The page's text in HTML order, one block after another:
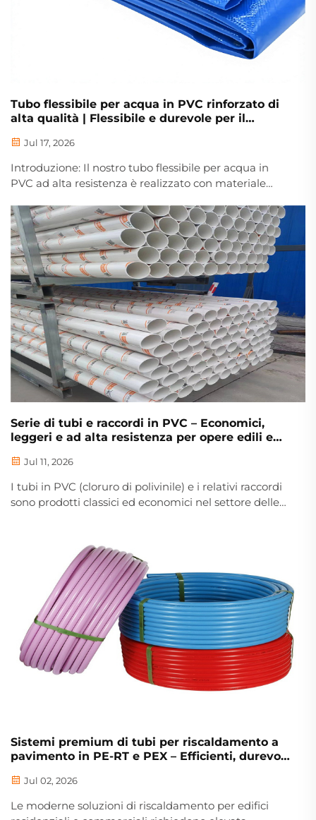
Tubo flessibile per acqua in PVC rinforzato di
alta qualità | Flessibile e durevole per il
Jul 17, 2026
Introduzione: Il nostro tubo flessibile per acqua in
PVC ad alta resistenza è realizzato con materiale
intrecciato rinforzato in poliestere, mediante
avanzata tecnologia di estrusione composita. Si tratta
di un tubo flessibile per acqua leggero, resistente alla
pressione ed economico, ampiamente riconosciuto
come sostituto ideale dei tradizionali tubi in gomma
pesanti e ingombranti.
Serie di tubi e raccordi in PVC – Economici,
leggeri e ad alta resistenza per opere edili e
Jul 11, 2026
I tubi in PVC (cloruro di polivinile) e i relativi raccordi
sono prodotti classici ed economici nel settore delle
PVC-U per l’erogazione idrica, tubi per lo scarico...
Sistemi premium di tubi per riscaldamento a
pavimento in PE-RT e PEX – Efficienti, durevoli
Jul 02, 2026
Le moderne soluzioni di riscaldamento per edifici